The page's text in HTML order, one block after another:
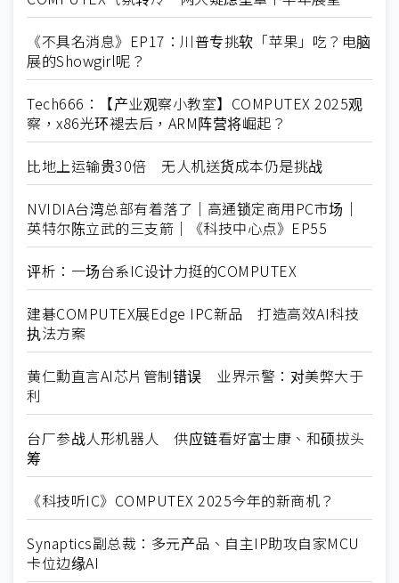
《不具名消息》EP17：川普专挑软「苹果」吃？电脑
展的Showgirl呢？
Tech666：【产业观察小教室】COMPUTEX 2025观
察，x86光环褪去后，ARM阵营将崛起？
比地上运输贵30倍 无人机送货成本仍是挑战
NVIDIA台湾总部有着落了｜高通锁定商用PC市场｜
英特尔陈立武的三支箭｜《科技中心点》EP55
评析：一场台系IC设计力挺的COMPUTEX
建碁COMPUTEX展Edge IPC新品 打造高效AI科技
执法方案
黄仁勳直言AI芯片管制错误 业界示警：对美弊大于
利
台厂参战人形机器人 供应链看好富士康、和硕拔头
筹
《科技听IC》COMPUTEX 2025今年的新商机？
Synaptics副总裁：多元产品、自主IP助攻自家MCU
卡位边缘AI